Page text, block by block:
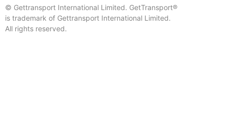
© Gettransport International Limited. GetTransport®
is trademark of Gettransport International Limited.
All rights reserved.